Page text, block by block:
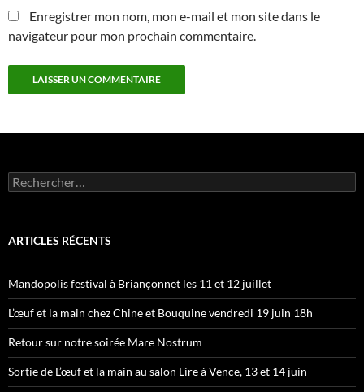
Enregistrer mon nom, mon e-mail et mon site dans le
navigateur pour mon prochain commentaire.
Rechercher :
ARTICLES RÉCENTS
Mandopolis festival à Briançonnet les 11 et 12 juillet
L’œuf et la main chez Chine et Bouquine vendredi 19 juin 18h
Retour sur notre soirée Mare Nostrum
Sortie de L’œuf et la main au salon Lire à Vence, 13 et 14 juin